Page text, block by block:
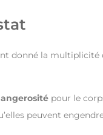
donné la
pour le
peuvent